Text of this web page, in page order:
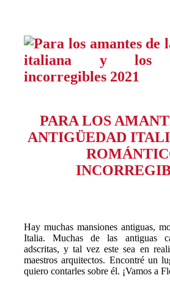
PARA LOS
ANTIGÜEDAD
Hay muchas mansiones antiguas,
Italia. Muchas de las antiguas
adscritas, y tal vez este sea en
maestros arquitectos. Encontré un
quiero contarles sobre él. ¡Vamos a